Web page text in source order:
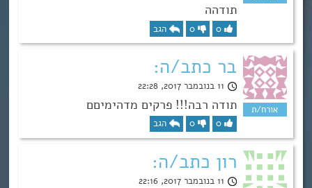
תודהה
0
0 הגב
בר כתב/ה:
11 בנובמבר 2017, 22:28
תודה רבה!!! פרקים מדהימיםם
0
0 הגב
רון כתב/ה:
11 בנובמבר 2017, 22:16